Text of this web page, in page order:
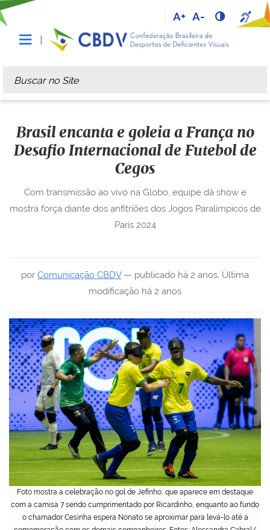
A+ A-
Busca
Busca Avançada…
Foto mostra a celebração no gol de Jefinho, que aparece em destaque
com a camisa 7 sendo cumprimentado por Ricardinho, enquanto ao fundo
o chamador Cesinha espera Nonato se aproximar para levá-lo até a
Brasil encanta e goleia a França no
Desafio Internacional de Futebol de
Cegos
por Comunicação CBDV— publicado há 2 anos, Última
modificação há 2 anos
Com transmissão ao vivo na Globo, equipe dá show e
mostra força diante dos anfitriões dos Jogos Paralímpicos de
Paris 2024